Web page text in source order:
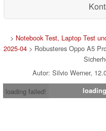
> Notebook Test, Laptop Test
2025-04 > Robusteres Oppo A5
Autor: Silvio Werner,
loading failed!